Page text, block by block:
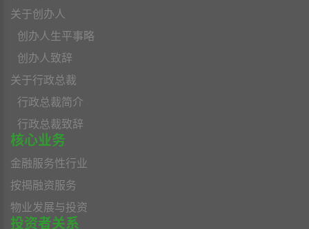
关于创办人
创办人生平事略
创办人致辞
关于行政总裁
行政总裁简介
行政总裁致辞
核心业务
金融服务性行业
按揭融资服务
物业发展与投资
投资者关系